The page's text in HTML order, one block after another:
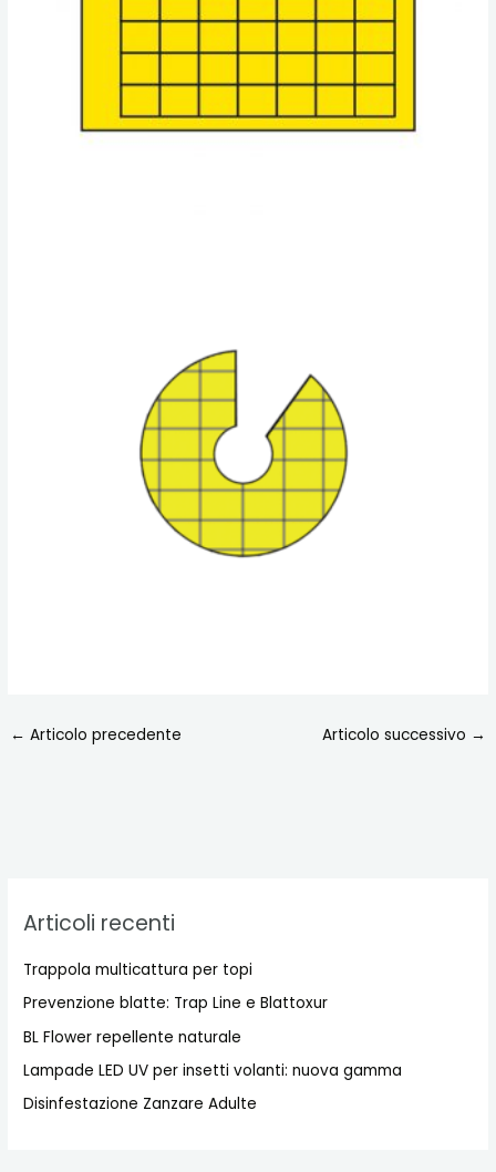
← Articolo precedente Articolo successivo →
Articoli recenti
Trappola multicattura per topi
Prevenzione blatte: Trap Line e Blattoxur
BL Flower repellente naturale
Lampade LED UV per insetti volanti: nuova gamma
Disinfestazione Zanzare Adulte